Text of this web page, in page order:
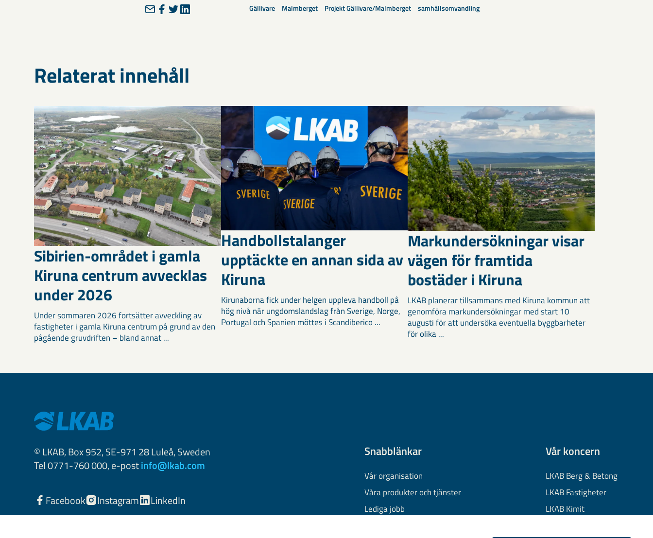
Gällivare Malmberget Projekt Gällivare/Malmberget samhällsomvandling
Relaterat innehåll
Sibirien-området i gamla
Kiruna centrum avvecklas
under 2026
Under sommaren 2026 fortsätter avveckling av
fastigheter i gamla Kiruna centrum på grund av den
pågående gruvdriften – bland annat ...
Handbollstalanger
upptäckte en annan sida av
Kiruna
Kirunaborna fick under helgen uppleva handboll på
hög nivå när ungdomslandslag från Sverige, Norge,
Portugal och Spanien möttes i Scandiberico ...
Markundersökningar visar
vägen för framtida
bostäder i Kiruna
LKAB planerar tillsammans med Kiruna kommun att
genomföra markundersökningar med start 10
augusti för att undersöka eventuella byggbarheter
för olika ...
© LKAB, Box 952, SE-971 28 Luleå, Sweden
Tel 0771-760 000, e-postinfo@lkab.com
Facebook Instagram LinkedIn
Snabblänkar
Vår organisation
Våra produkter och tjänster
Lediga jobb
Vår koncern
LKAB Berg & Betong
LKAB Fastigheter
LKAB Kimit